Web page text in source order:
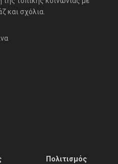
και σχόλια.
Πολιτισμός